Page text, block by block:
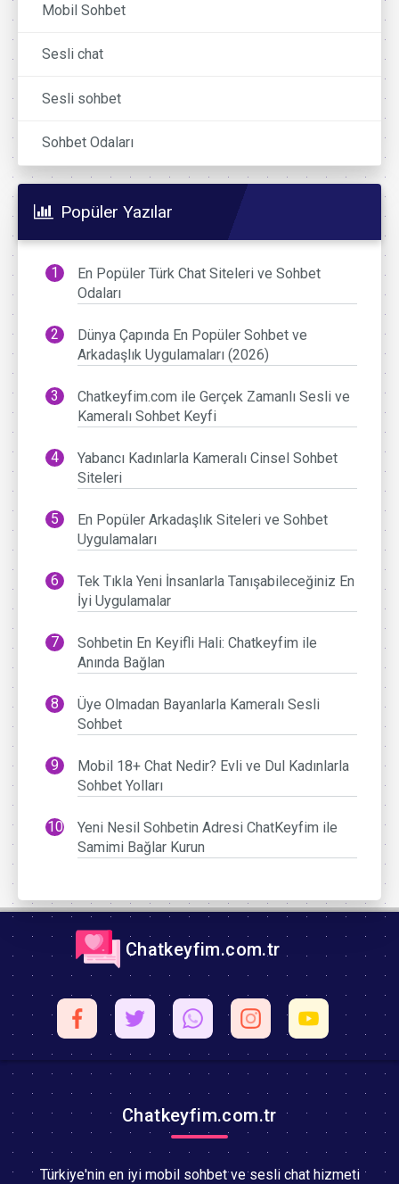
Mobil Sohbet
Sesli chat
Sesli sohbet
Sohbet Odaları
Popüler Yazılar
En Popüler Türk Chat Siteleri ve Sohbet
Odaları
Dünya Çapında En Popüler Sohbet ve
Arkadaşlık Uygulamaları (2026)
Chatkeyfim.com ile Gerçek Zamanlı Sesli ve
Kameralı Sohbet Keyfi
Yabancı Kadınlarla Kameralı Cinsel Sohbet
Siteleri
En Popüler Arkadaşlık Siteleri ve Sohbet
Uygulamaları
Tek Tıkla Yeni İnsanlarla Tanışabileceğiniz En
İyi Uygulamalar
Sohbetin En Keyifli Hali: Chatkeyfim ile
Anında Bağlan
Üye Olmadan Bayanlarla Kameralı Sesli
Sohbet
Mobil 18+ Chat Nedir? Evli ve Dul Kadınlarla
Sohbet Yolları
Yeni Nesil Sohbetin Adresi ChatKeyfim ile
Samimi Bağlar Kurun
Chatkeyfim.com.tr
Chatkeyfim.com.tr
Türkiye'nin en iyi mobil sohbet ve sesli chat hizmeti